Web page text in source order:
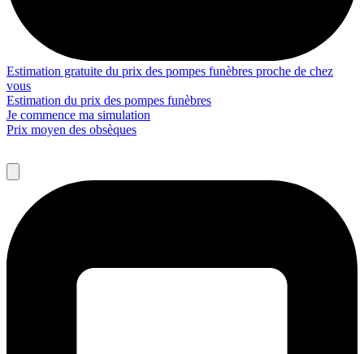
Estimation gratuite du prix des pompes funèbres proche de chez
vous
Estimation du prix des pompes funèbres
Je commence ma simulation
Prix moyen des obsèques